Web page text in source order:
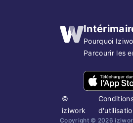
Pourquoi
Parcourir les
©
iziwork
Copyright © 2026